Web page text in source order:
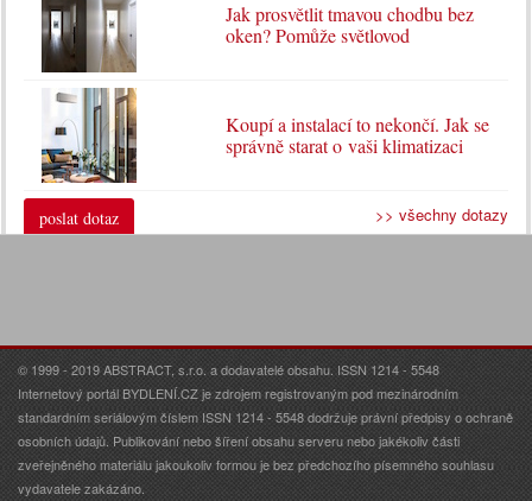
Jak prosvětlit tmavou chodbu bez
oken? Pomůže světlovod
Koupí a instalací to nekončí. Jak se
správně starat o vaši klimatizaci
poslat dotaz >> všechny dotazy
© 1999 - 2019 ABSTRACT, s.r.o. a dodavatelé obsahu. ISSN 1214 - 5548
Internetový portál BYDLENÍ.CZ je zdrojem registrovaným pod mezinárodním
standardním seriálovým číslem ISSN 1214 - 5548 dodržuje právní předpisy o ochraně
osobních údajů. Publikování nebo šíření obsahu serveru nebo jakékoliv části
zveřejněného materiálu jakoukoliv formou je bez předchozího písemného souhlasu
vydavatele zakázáno.